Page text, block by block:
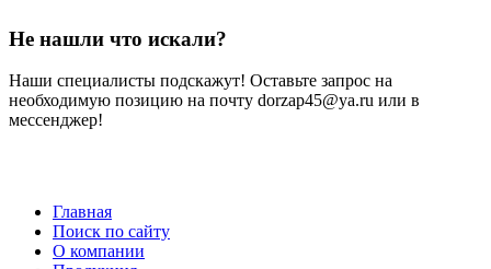
Не нашли что искали?
Наши специалисты подскажут! Оставьте запрос на
необходимую позицию на почту dorzap45@ya.ru или в
мессенджер!
Меню
Главная
Поиск по сайту
О компании